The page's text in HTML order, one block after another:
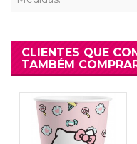
CLIENTES QUE
TAMBÉM